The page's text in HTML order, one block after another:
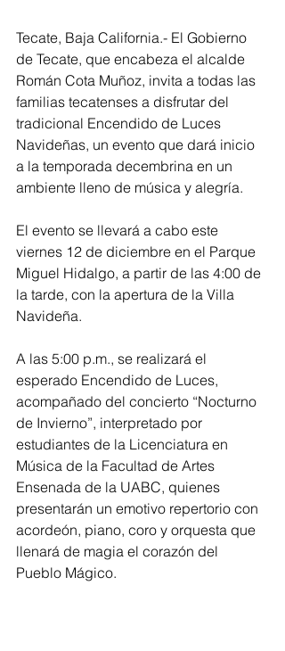
Tecate, Baja California.- El Gobierno
de Tecate, que encabeza el alcalde
Román Cota Muñoz, invita a todas las
familias tecatenses a disfrutar del
tradicional Encendido de Luces
Navideñas, un evento que dará inicio
a la temporada decembrina en un
ambiente lleno de música y alegría.
El evento se llevará a cabo este
viernes 12 de diciembre en el Parque
Miguel Hidalgo, a partir de las 4:00 de
la tarde, con la apertura de la Villa
Navideña.
A las 5:00 p.m., se realizará el
esperado Encendido de Luces,
acompañado del concierto “Nocturno
de Invierno”, interpretado por
estudiantes de la Licenciatura en
Música de la Facultad de Artes
Ensenada de la UABC, quienes
presentarán un emotivo repertorio con
acordeón, piano, coro y orquesta que
llenará de magia el corazón del
Pueblo Mágico.